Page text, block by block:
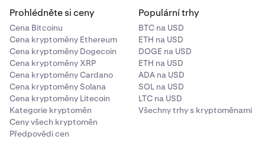
Prohlédněte si ceny
Cena Bitcoinu
Cena kryptoměny Ethereum
Cena kryptoměny Dogecoin
Cena kryptoměny XRP
Cena kryptoměny Cardano
Cena kryptoměny Solana
Cena kryptoměny Litecoin
Kategorie kryptoměn
Ceny všech kryptoměn
Předpovědi cen
Populární trhy
BTC na USD
ETH na USD
DOGE na USD
ETH na USD
ADA na USD
SOL na USD
LTC na USD
Všechny trhy s kryptoměnami